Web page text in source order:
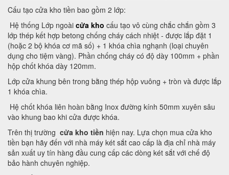
Cấu tạo cửa kho tiền bao gồm 2 lớp:
Hệ thống Lớp ngoài cửa kho cấu tạo vô cùng chắc chắn gồm 3
lớp thép kết hợp betong chống cháy cách nhiệt - được lắp đặt 1
(hoặc 2 bộ khóa cơ mã số) + 1 khóa chìa nghạnh (loại chuyên
dụng cho tiệm vàng). Phần chống cháy có độ dày 100mm + phần
hộp chốt khóa dày 120mm.
Lớp cửa khung bên trong bằng thép hộp vuông + tròn và được lắp
1 khóa chìa.
Hệ chốt khóa liên hoàn bằng Inox đường kính 50mm xuyên sâu
vào khung bao khi cửa được khóa.
Trên thị trường cửa kho tiền hiện nay. Lựa chọn mua cửa kho
tiền bạn hãy đến với nhà máy két sắt cao cấp là địa chỉ nhà máy
sản xuất uy tín hàng đầu cung cấp các dòng két sắt với chế độ
bảo hành chuyên nghiệp.